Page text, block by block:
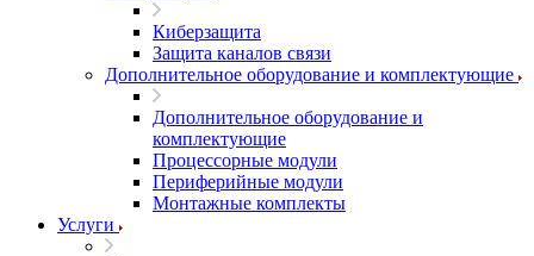
Киберзащита
Защита каналов связи
Дополнительное оборудование и комплектующие
Дополнительное оборудование и
комплектующие
Процессорные модули
Периферийные модули
Монтажные комплекты
Услуги